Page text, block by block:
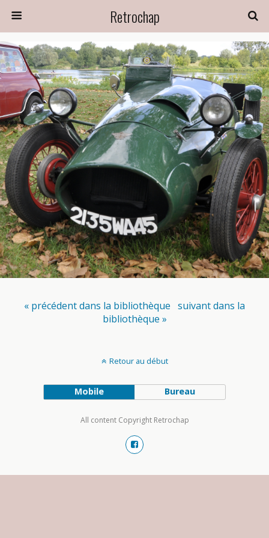
Retrochap
« précédent dans la bibliothèque suivant dans la
bibliothèque »
Retour au début
Mobile Bureau
All content Copyright Retrochap